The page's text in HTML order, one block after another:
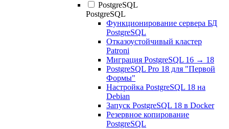
PostgreSQL
PostgreSQL
Функционирование сервера БД
PostgreSQL
Отказоустойчивый кластер
Patroni
Миграция PostgreSQL 16 → 18
PostgreSQL Pro 18 для "Первой
Формы"
Настройка PostgreSQL 18 на
Debian
Запуск PostgreSQL 18 в Docker
Резервное копирование
PostgreSQL